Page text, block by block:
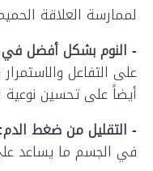
لممارسة العلاقة
- النوم بشكل أفضل في
على التفاعل
أيضاً على تحسين نوعية
- التقليل من ضغط الدم:
في الجسم ما يساعد على